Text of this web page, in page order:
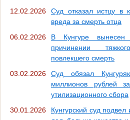
12.02.2026
Суд отказал истцу в
вреда за смерть отца
06.02.2026
В Кунгуре
причинении
повлекшего смерть
03.02.2026
Суд обязал
миллионов рублей
утилизационного сбора
30.01.2026
Кунгурский суд